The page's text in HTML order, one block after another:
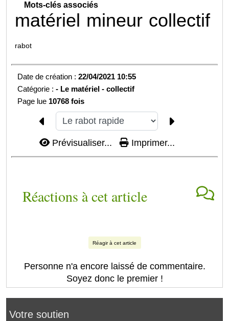
Votre soutien
Mots-clés associés
matériel mineur collectif
rabot
Date de création :22/04/2021 10:55
Catégorie :- Le matériel - collectif
Page lue 10768 fois
Prévisualiser... Imprimer...
Réactions à cet article
Réagir à cet article
Personne n'a encore laissé de commentaire.
Soyez donc le premier !